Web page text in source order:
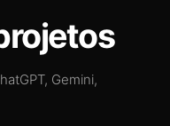
Gemini,